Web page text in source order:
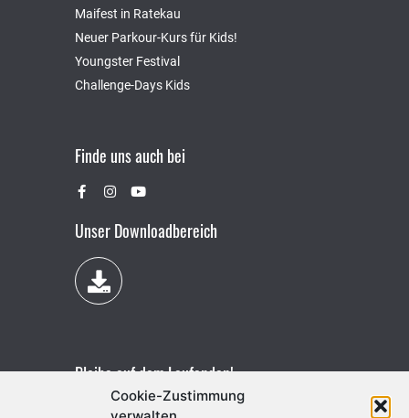
Cookie-Zustimmung
Maifest in Ratekau
Neuer Parkour-Kurs für Kids!
Youngster Festival
Challenge-Days Kids
Finde uns auch bei
Unser Downloadbereich
Bleibe auf dem Laufenden!